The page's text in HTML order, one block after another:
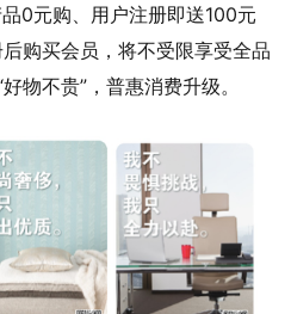
0元购、用户注册即送100元
购买会员，将不受限享受全品
物不贵”，普惠消费升级。